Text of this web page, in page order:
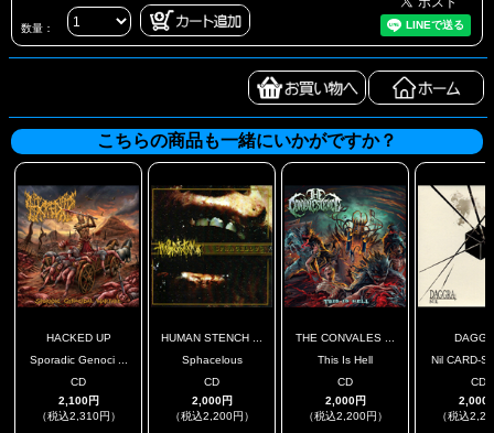
数量：
こちらの商品も一緒にいかがですか？
HACKED UP
Sporadic Genoci ...
CD
2,100円
（税込2,310円）
HUMAN STENCH ...
Sphacelous
CD
2,000円
（税込2,200円）
THE CONVALES ...
This Is Hell
CD
2,000円
（税込2,200円）
Nil CARD-
CD
2,000
（税込